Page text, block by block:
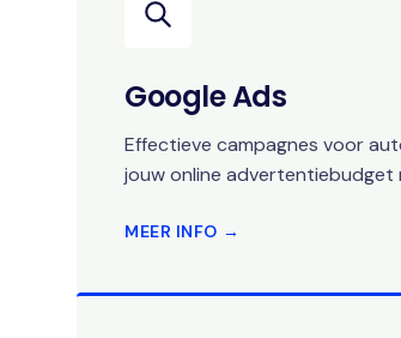
Google Ads
Effectieve campagnes voor
jouw online
MEER INFO →